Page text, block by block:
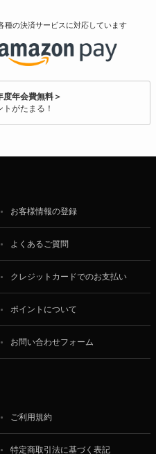
種の決済サービスに対応しています
度年会費無料＞
がたまる！
お客様情報の登録
よくあるご質問
クレジットカードでのお支払い
ポイントについて
お問い合わせフォーム
ご利用規約
特定商取引法に基づく表記